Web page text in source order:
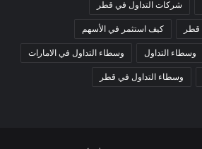
شركات التداول في قطر
قطر كيف استثمر في الأسهم
وسطاء التداول وسطاء التداول في الامارات
وسطاء التداول في قطر